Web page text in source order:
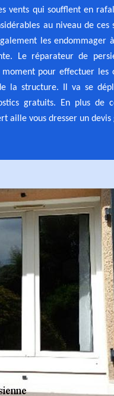
vents qui soufflent en
au niveau de ces
les endommager
Le réparateur de
pour effectuer les
la structure. Il va se
gratuits. En plus de
aille vous dresser un